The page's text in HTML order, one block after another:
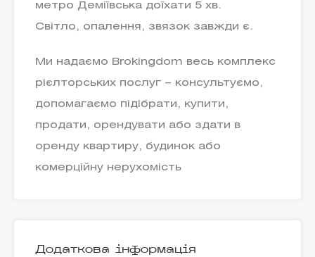
метро Деміївська доїхати 5 хв.
Світло, опалення, звязок завжди є.
Ми надаємо Brokingdom весь комплекс
рієлторських послуг – консультуємо,
допомагаємо підібрати, купити,
продати, орендувати або здати в
оренду квартиру, будинок або
комерційну нерухомість
Додаткова інформація